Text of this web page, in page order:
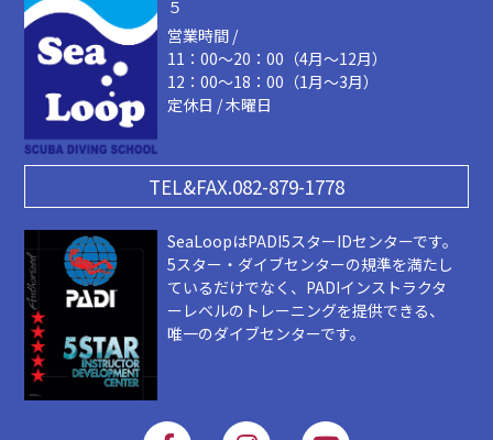
５
営業時間 /
11：00～20：00（4月～12月）
12：00～18：00（1月～3月）
定休日 / 木曜日
TEL&FAX.082-879-1778
SeaLoopはPADI5スターIDセンターです。
5スター・ダイブセンターの規準を満たし
ているだけでなく、PADIインストラクタ
ーレベルのトレーニングを提供できる、
唯一のダイブセンターです。
F I Y